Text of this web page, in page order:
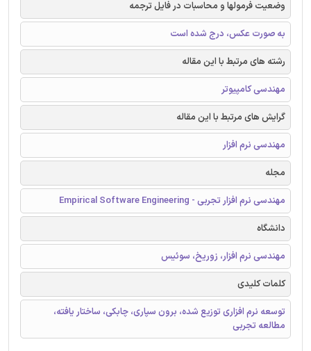
وضعیت فرمولها و محاسبات در فایل ترجمه
به صورت عکس، درج شده است
رشته های مرتبط با این مقاله
مهندسی کامپیوتر
گرایش های مرتبط با این مقاله
مهندسی نرم افزار
مجله
مهندسی نرم افزار تجربی - Empirical Software Engineering
دانشگاه
مهندسی نرم افزار، زوریخ، سوئیس
کلمات کلیدی
توسعه نرم افزاری توزیع شده، برون سپاری، چابکی، ساختار یافته،
مطالعه تجربی